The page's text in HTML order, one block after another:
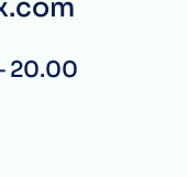
20.00